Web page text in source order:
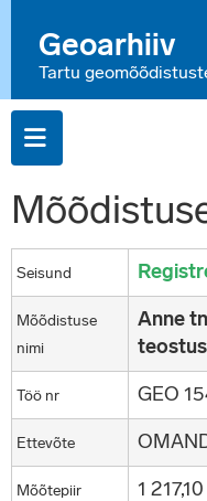
Geoarhiiv
Tartu
Seisund
Mõõdistuse
nimi
Anne
Töö nr GEO
Ettevõte
Mõõtepiir
1